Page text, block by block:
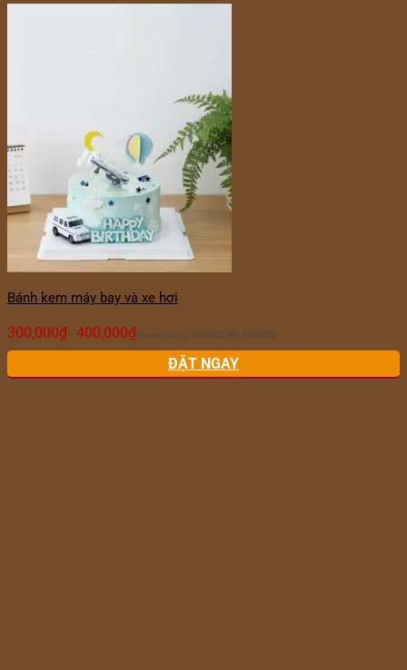
Bánh kem máy bay và xe hơi
300,000₫ – 400,000₫ Khoảng giá: từ 300,000₫ đến 400,000₫
ĐẶT NGAY